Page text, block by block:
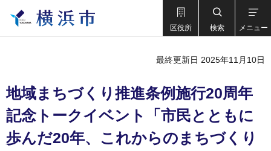
区役所 検索 メニュー
最終更新日 2025年11月10日
地域まちづくり推進条例施行20周年
記念トークイベント「市民とともに
歩んだ20年、これからのまちづくり